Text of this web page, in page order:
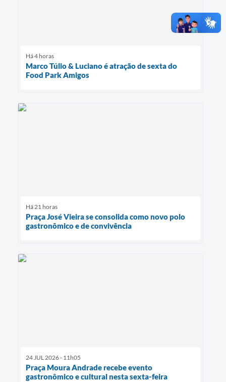
Há 4 horas
Marco Túlio & Luciano é atração de sexta do
Food Park Amigos
Há 21 horas
Praça José Vieira se consolida como novo polo
gastronômico e de convivência
24 JUL 2026 - 11h05
Praça Moura Andrade recebe evento
gastronômico e cultural nesta sexta-feira